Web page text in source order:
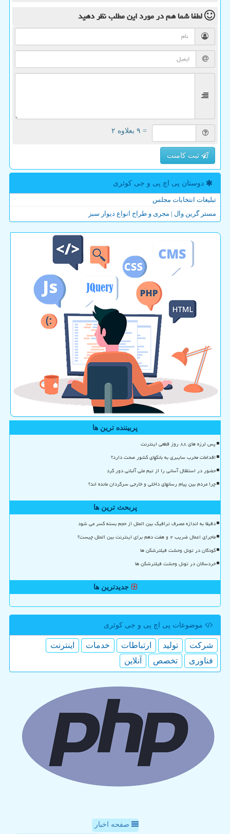
لطفا شما همدر مورد این مطلبنظر دهید
= ۹ بعلاوه ۲
ثبت کامنت
دوستان پی اچ پی و جی كوئری
تبلیغات انتخابات مجلس
مستر گرین وال | مجری و طراح انواع دیوار سبز
پربیننده ترین ها
پس لرزه های ۸۸ روز قطعی اینترنت
اقدامات مخرب سایبری به بانکهای کشور صحت دارد؟
حضور در استقلال آسانی را از تیم ملی آلبانی دور کرد
چرا مردم بین پیام رسانهای داخلی و خارجی سرگردان مانده اند؟
پربحث ترین ها
دقیقا به اندازه مصرف ترافیک بین الملل از حجم بسته کسر می شود
ماجرای اعمال ضریب ۲ و هفت دهم برای اینترنت بین الملل چیست؟
کودکان در تونل وحشت فیلترشکن ها
خردسالان در تونل وحشت فیلترشکن ها
جدیدترین ها
موضوعات پی اچ پی و جی كوئری
شركت تولید ارتباطات خدمات
اینترنت
فناوری
تخصص آنلاین
صفحه اخبار